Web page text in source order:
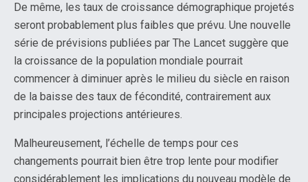
De même, les taux de croissance démographique projetés
seront probablement plus faibles que prévu. Une nouvelle
série de prévisions publiées par The Lancet suggère que
la croissance de la population mondiale pourrait
commencer à diminuer après le milieu du siècle en raison
de la baisse des taux de fécondité, contrairement aux
principales projections antérieures.
Malheureusement, l’échelle de temps pour ces
changements pourrait bien être trop lente pour modifier
considérablement les implications du nouveau modèle de